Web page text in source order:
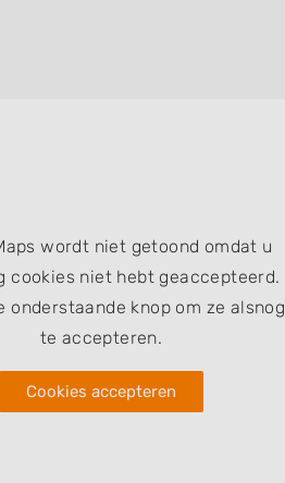
wordt niet getoond omdat u
cookies niet hebt geaccepteerd.
onderstaande knop om ze alsnog
te accepteren.
Cookies accepteren